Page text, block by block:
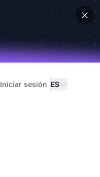
Iniciar sesión ES